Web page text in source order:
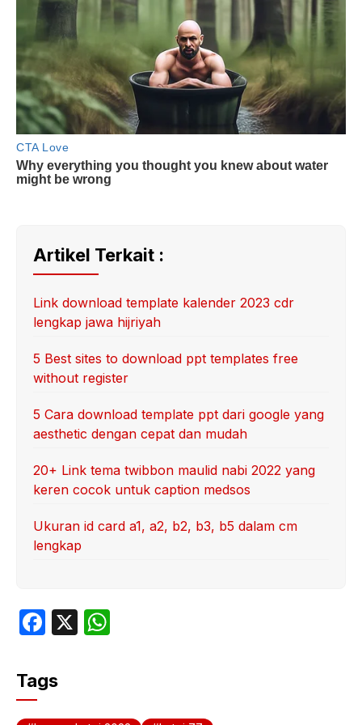
Artikel Terkait :
Link download template kalender 2023 cdr
lengkap jawa hijriyah
5 Best sites to download ppt templates free
without register
5 Cara download template ppt dari google yang
aesthetic dengan cepat dan mudah
20+ Link tema twibbon maulid nabi 2022 yang
keren cocok untuk caption medsos
Ukuran id card a1, a2, b2, b3, b5 dalam cm
lengkap
F
c
e
X
Tags